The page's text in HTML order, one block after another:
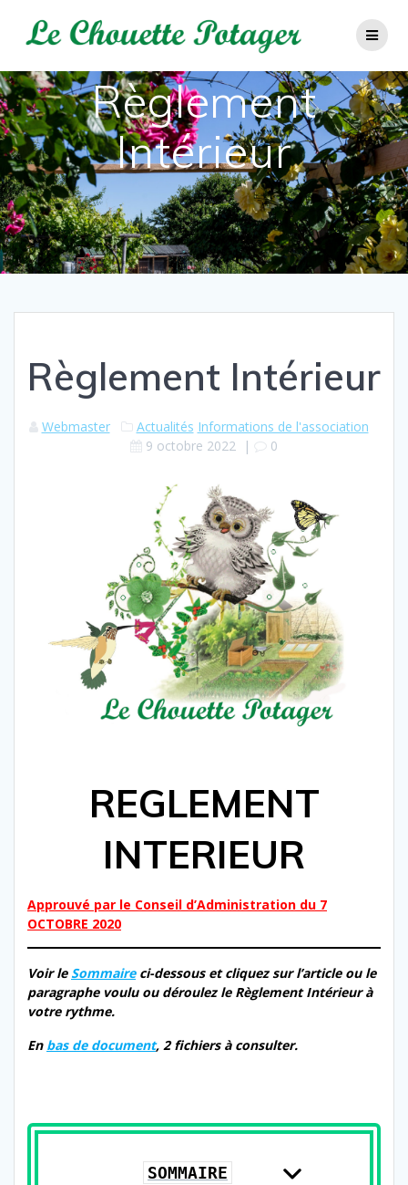
au
contenu
Règlement
Intérieur
Règlement Intérieur
Webmaster Actualités Informations de l'association
9 octobre 2022 | 0
REGLEMENT
INTERIEUR
Approuvé par le Conseil d’Administration du 7
OCTOBRE 2020
Voirle Sommaireci-​dessous et cliquez sur l’ar­ti­cle ou le
para­graphe voulu ou déroulez le Règlement Intérieur à
votre rythme.
En bas de doc­u­ment, 2 fichiers à consulter.
SOMMAIRE